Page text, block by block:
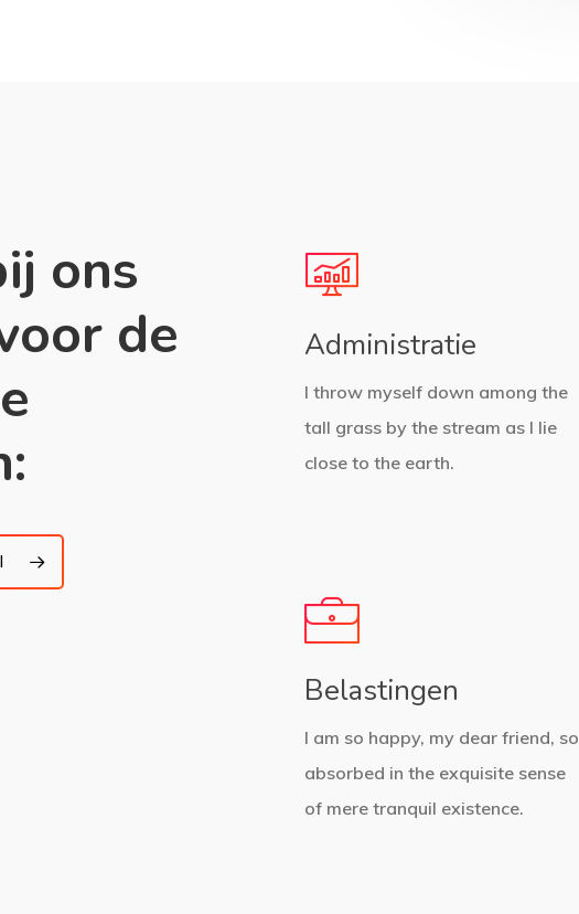
ons
de
Administratie
I throw myself down among the
tall grass by the stream as I lie
close to the earth.
Belastingen
I am so happy, my dear friend, so
absorbed in the exquisite sense
of mere tranquil existence.